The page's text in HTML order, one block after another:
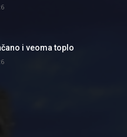
i veoma toplo